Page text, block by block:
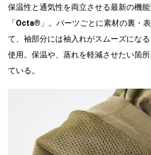
保温性と通気性を両立させる最新の機
「 Octa® 」。パーツごとに素材の裏・
て、袖部分には袖入れがスムーズにな
使用。保温や、蒸れを軽減させたい箇
ている。